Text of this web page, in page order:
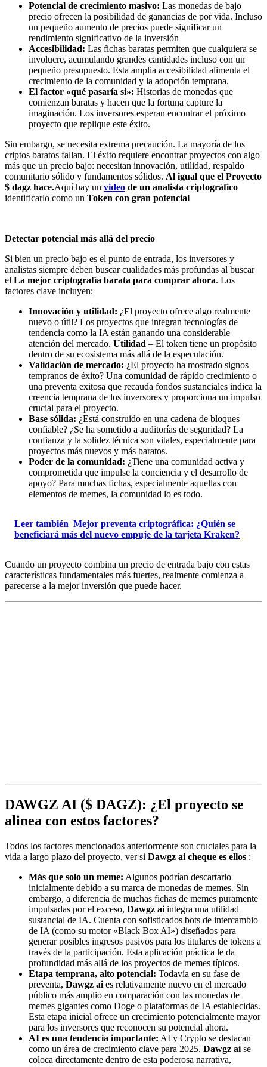
Potencial de crecimiento masivo: Las monedas de bajo
precio ofrecen la posibilidad de ganancias de por vida. Incluso
un pequeño aumento de precios puede significar un
rendimiento significativo de la inversión
Accesibilidad: Las fichas baratas permiten que cualquiera se
involucre, acumulando grandes cantidades incluso con un
pequeño presupuesto. Esta amplia accesibilidad alimenta el
crecimiento de la comunidad y la adopción temprana.
El factor «qué pasaría si»: Historias de monedas que
comienzan baratas y hacen que la fortuna capture la
imaginación. Los inversores esperan encontrar el próximo
proyecto que replique este éxito.
Sin embargo, se necesita extrema precaución. La mayoría de los
criptos baratos fallan. El éxito requiere encontrar proyectos con algo
más que un precio bajo: necesitan innovación, utilidad, respaldo
comunitario sólido y fundamentos sólidos. Al igual que el Proyecto
$ dagz hace.Aquí hay un video de un analista criptográfico
identificarlo como un Token con gran potencial
Detectar potencial más allá del precio
Si bien un precio bajo es el punto de entrada, los inversores y
analistas siempre deben buscar cualidades más profundas al buscar
el La mejor criptografía barata para comprar ahora. Los
factores clave incluyen:
Innovación y utilidad: ¿El proyecto ofrece algo realmente
nuevo o útil? Los proyectos que integran tecnologías de
tendencia como la IA están ganando una considerable
atención del mercado. Utilidad – El token tiene un propósito
dentro de su ecosistema más allá de la especulación.
Validación de mercado: ¿El proyecto ha mostrado signos
tempranos de éxito? Una comunidad de rápido crecimiento o
una preventa exitosa que recauda fondos sustanciales indica la
creencia temprana de los inversores y proporciona un impulso
crucial para el proyecto.
Base sólida: ¿Está construido en una cadena de bloques
confiable? ¿Se ha sometido a auditorías de seguridad? La
confianza y la solidez técnica son vitales, especialmente para
proyectos más nuevos y más baratos.
Poder de la comunidad: ¿Tiene una comunidad activa y
comprometida que impulse la conciencia y el desarrollo de
apoyo? Para muchas fichas, especialmente aquellas con
elementos de memes, la comunidad lo es todo.
Leer también Mejor preventa criptográfica: ¿Quién se
beneficiará más del nuevo empuje de la tarjeta Kraken?
Cuando un proyecto combina un precio de entrada bajo con estas
características fundamentales más fuertes, realmente comienza a
parecerse a la mejor inversión que puede hacer.
DAWGZ AI ($ DAGZ): ¿El proyecto se
alinea con estos factores?
Todos los factores mencionados anteriormente son cruciales para la
vida a largo plazo del proyecto, ver si Dawgz ai cheque es ellos :
Más que solo un meme: Algunos podrían descartarlo
inicialmente debido a su marca de monedas de memes. Sin
embargo, a diferencia de muchas fichas de memes puramente
impulsadas por el exceso, Dawgz ai integra una utilidad
sustancial de IA. Cuenta con sofisticados bots de intercambio
de IA (como su motor «Black Box AI») diseñados para
generar posibles ingresos pasivos para los titulares de tokens a
través de la participación. Esta aplicación práctica le da
profundidad más allá de los proyectos de memes típicos.
Etapa temprana, alto potencial: Todavía en su fase de
preventa, Dawgz ai es relativamente nuevo en el mercado
público más amplio en comparación con las monedas de
memes gigantes como Doge o plataformas de IA establecidas.
Esta etapa inicial ofrece un crecimiento potencialmente mayor
para los inversores que reconocen su potencial ahora.
AI es una tendencia importante: AI y Crypto se destacan
como un área de crecimiento clave para 2025. Dawgz ai se
coloca directamente dentro de esta poderosa narrativa,